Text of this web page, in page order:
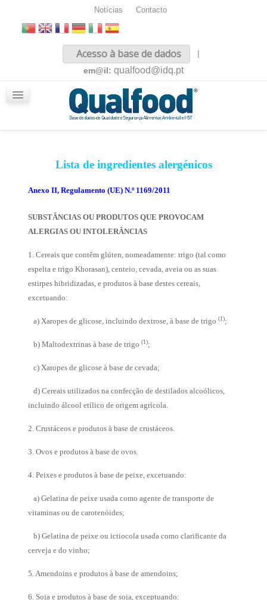
Notícias Contacto
Acesso à base de dados
|
em@il: qualfood@idq.pt
Lista de ingredientes alergénicos
Anexo II, Regulamento (UE) N.º 1169/2011
SUBSTÂNCIAS OU PRODUTOS QUE PROVOCAM
ALERGIAS OU INTOLERÂNCIAS
1. Cereais que contêm glúten, nomeadamente: trigo (tal como
espelta e trigo Khorasan), centeio, cevada, aveia ou as suas
estirpes hibridizadas, e produtos à base destes cereais,
excetuando:
a) Xaropes de glicose, incluindo dextrose, à base de trigo (1);
b) Maltodextrinas à base de trigo (1);
c) Xaropes de glicose à base de cevada;
d) Cereais utilizados na confecção de destilados alcoólicos,
incluindo álcool etílico de origem agrícola.
2. Crustáceos e produtos à base de crustáceos.
3. Ovos e produtos à base de ovos.
4. Peixes e produtos à base de peixe, excetuando:
a) Gelatina de peixe usada como agente de transporte de
vitaminas ou de carotenóides;
b) Gelatina de peixe ou ictiocola usada como clarificante da
cerveja e do vinho;
5. Amendoins e produtos à base de amendoins;
6. Soja e produtos à base de soja, exceptuando: